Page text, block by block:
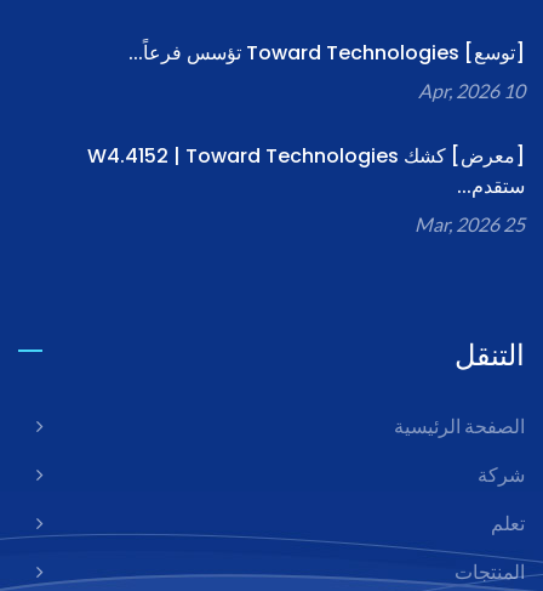
[توسع] Toward Technologies تؤسس فرعاً...
10 Apr, 2026
[معرض] كشك W4.4152 | Toward Technologies
ستقدم...
25 Mar, 2026
التنقل
الصفحة الرئيسية
شركة
تعلم
المنتجات